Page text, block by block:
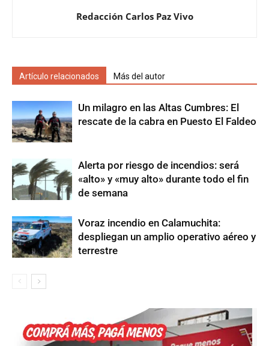
Redacción Carlos Paz Vivo
Artículo relacionados Más del autor
Un milagro en las Altas Cumbres: El
rescate de la cabra en Puesto El Faldeo
Alerta por riesgo de incendios: será
«alto» y «muy alto» durante todo el fin
de semana
Voraz incendio en Calamuchita:
despliegan un amplio operativo aéreo y
terrestre